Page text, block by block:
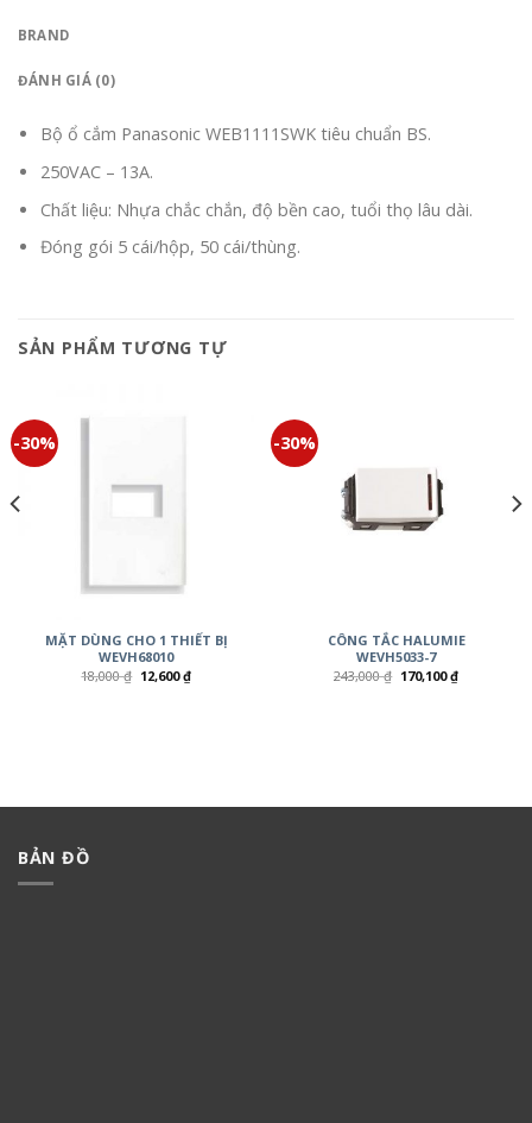
BRAND
ĐÁNH GIÁ (0)
Bộ ổ cắm Panasonic WEB1111SWK tiêu chuẩn BS.
250VAC – 13A.
Chất liệu: Nhựa chắc chắn, độ bền cao, tuổi thọ lâu dài.
Đóng gói 5 cái/hộp, 50 cái/thùng.
SẢN PHẨM TƯƠNG TỰ
-30%
MẶT DÙNG CHO 1 THIẾT BỊ
WEVH68010
18,000₫ 12,600₫
-30%
CÔNG TẮC HALUMIE
WEVH5033-7
243,000₫ 170,100₫
BẢN ĐỒ